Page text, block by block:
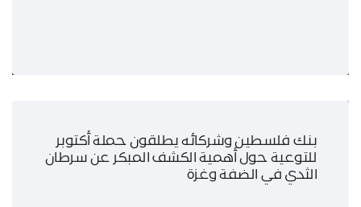
بنك فلسطين وشركائه يطلقون حملة أكتوبر
للتوعية حول أهمية الكشف المبكر عن سرطان
الثدي في الضفة وغزة